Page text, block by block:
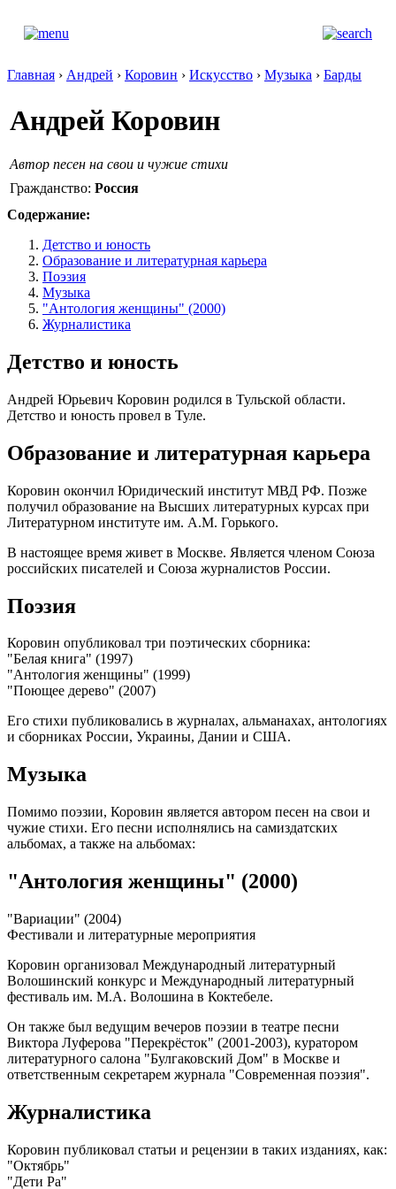
Главная › Андрей › Коровин › Искусство › Музыка › Барды
Андрей Коровин
Автор песен на свои и чужие стихи
Гражданство: Россия
Содержание:
Детство и юность
Образование и литературная карьера
Поэзия
Музыка
"Антология женщины" (2000)
Журналистика
Детство и юность
Андрей Юрьевич Коровин родился в Тульской области.
Детство и юность провел в Туле.
Образование и литературная карьера
Коровин окончил Юридический институт МВД РФ. Позже
получил образование на Высших литературных курсах при
Литературном институте им. А.М. Горького.
В настоящее время живет в Москве. Является членом Союза
российских писателей и Союза журналистов России.
Поэзия
Коровин опубликовал три поэтических сборника:
"Белая книга" (1997)
"Антология женщины" (1999)
"Поющее дерево" (2007)
Его стихи публиковались в журналах, альманахах, антологиях
и сборниках России, Украины, Дании и США.
Музыка
Помимо поэзии, Коровин является автором песен на свои и
чужие стихи. Его песни исполнялись на самиздатских
альбомах, а также на альбомах:
"Антология женщины" (2000)
"Вариации" (2004)
Фестивали и литературные мероприятия
Коровин организовал Международный литературный
Волошинский конкурс и Международный литературный
фестиваль им. М.А. Волошина в Коктебеле.
Он также был ведущим вечеров поэзии в театре песни
Виктора Луферова "Перекрёсток" (2001-2003), куратором
литературного салона "Булгаковский Дом" в Москве и
ответственным секретарем журнала "Современная поэзия".
Журналистика
Коровин публиковал статьи и рецензии в таких изданиях, как:
"Октябрь"
"Дети Ра"